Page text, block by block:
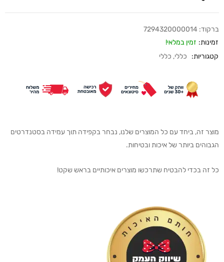
ברקוד: 7294320000014
זמינות: זמין במלאי!
קטגוריות:
כללי, כללי
מוצר זה, ביחד עם כל המוצרים שלנו, נבחר בקפידה תוך עמידה בסטנדרטים
הגבוהים ביותר של איכות ובטיחות.
כל זה בכדי להבטיח שתרכשו מוצרים איכותיים בראש שקט!